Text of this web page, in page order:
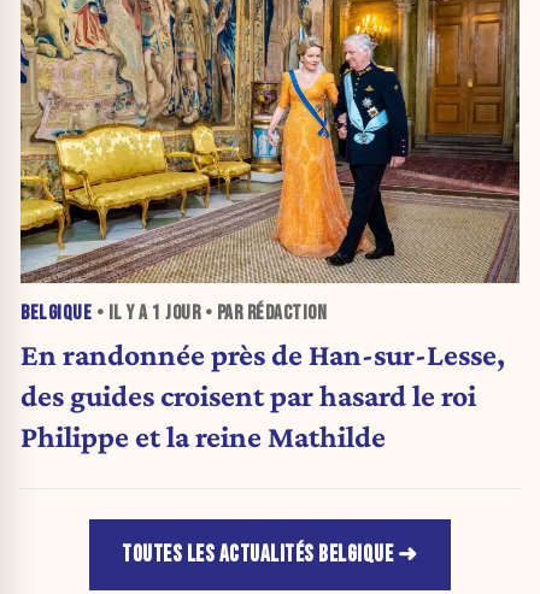
BELGIQUE • IL Y A 1 JOUR• PAR RÉDACTION
En randonnée près de Han-sur-Lesse,
des guides croisent par hasard le roi
Philippe et la reine Mathilde
TOUTES LES ACTUALITÉS BELGIQUE